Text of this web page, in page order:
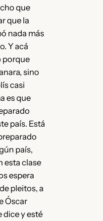
que
que la
nada más
Y acá
porque
sino
casi
es que
país. Está
país,
esta clase
espera
pleitos, a
Óscar
dice y esté